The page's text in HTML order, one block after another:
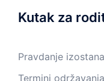
Kutak za
Pravdanje
Termini